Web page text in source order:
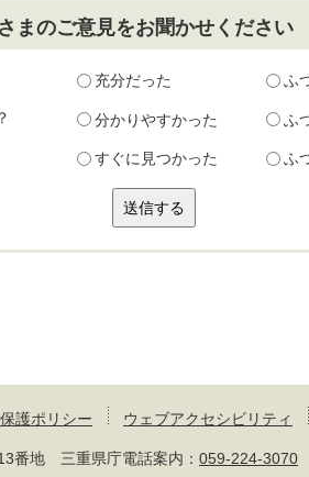
まのご意見をお聞かせください
充分だった ふ
分かりやすかった ふ
すぐに見つかった ふ
護ポリシー ウェブアクセシビリティ
番地 三重県庁電話案内： 059-224-3070